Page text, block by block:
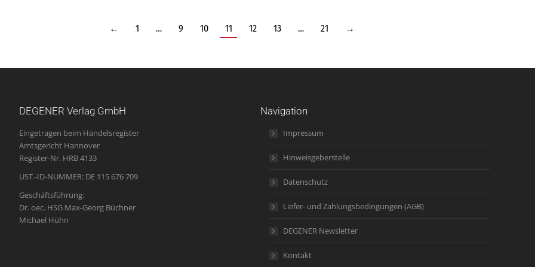
← 1 … 9 10 11 12 13 … 21 →
DEGENER Verlag GmbH
Eingetragen beim Handelsregister
Amtsgericht Hannover
Register-Nr. HRB 4133
UST.-ID-NUMMER: DE 115 676 709
Geschäftsführung:
Dr. oec. HSG Max-Georg Büchner
Michael Hühn
Navigation
Impressum
Hinweisgeberstelle
Datenschutz
Liefer- und Zahlungsbedingungen (AGB)
DEGENER Newsletter
Kontakt